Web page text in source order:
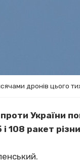
дронів цього
України
108 ракет